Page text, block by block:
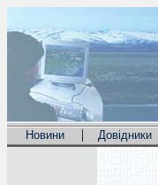
Новини | Довідники